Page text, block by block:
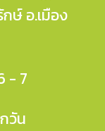
ษ์ อ.เมือง
- 7
วัน